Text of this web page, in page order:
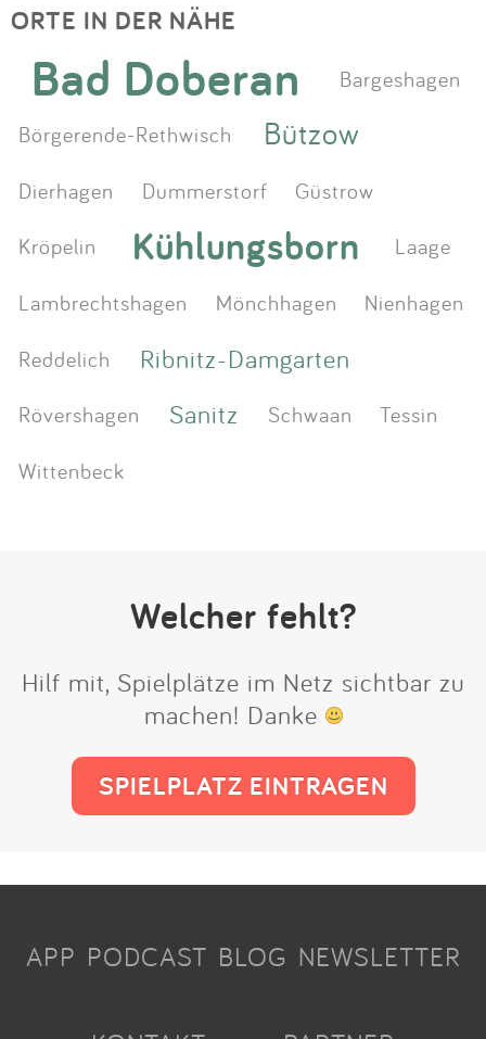
ORTE IN DER NÄHE
Bad Doberan
Bargeshagen
Börgerende-Rethwisch
Bützow
Dierhagen Dummerstorf
Güstrow
Kröpelin
Kühlungsborn
Laage
Lambrechtshagen
Mönchhagen
Nienhagen
Reddelich
Ribnitz-Damgarten
Rövershagen Sanitz Schwaan
Tessin
Wittenbeck
Welcher fehlt?
Hilf mit, Spielplätze im Netz sichtbar zu
machen! Danke
SPIELPLATZ EINTRAGEN
APP PODCAST BLOG NEWSLETTER